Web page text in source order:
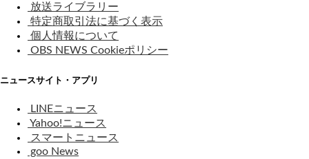
放送ライブラリー
特定商取引法に基づく表示
個人情報について
OBS NEWS Cookieポリシー
ニュースサイト・アプリ
LINEニュース
Yahoo!ニュース
スマートニュース
goo News